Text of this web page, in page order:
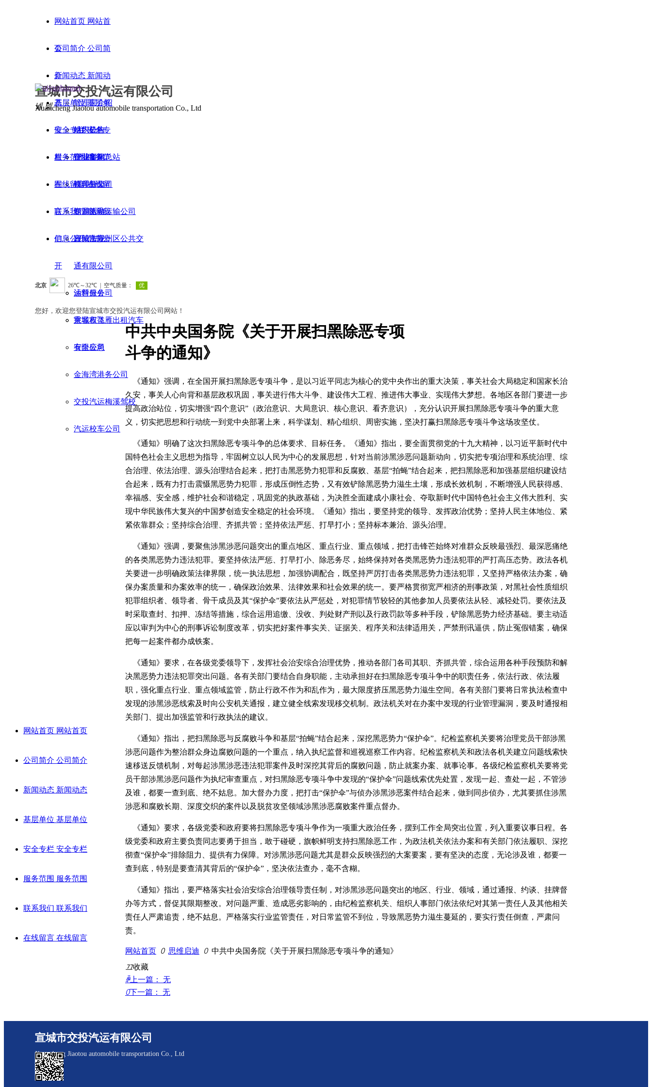
网站首页 网站首
页
公司简介 公司简
介
管理层介绍
组织机构
企业文化
新闻动态 新闻动
态
站内公告
行业新闻
视频新闻
专题活动
政策法规
基层单位 基层单
位
宣城客运总站
修理分公司
鳄湖旅游运输公司
宣城市宣州区公共交
通有限公司
油料分公司
宣城市飞雁出租汽车
有限公司
金海湾港务公司
交投汽运梅溪驾校
汽运校车公司
安全专栏 安全专
栏
服务范围 服务范
围
在线留言 在线留
言
联系我们 联系我
们
信息公开 信息公
开
运营服务
乘客权益
安全应急
宣城市交投汽运有限公司
Xuancheng Jiaotou automobile transportation Co., Ltd
넳 넲
您好，欢迎您登陆宣城市交投汽运有限公司网站！
中共中央国务院《关于开展扫黑除恶专项
斗争的通知》
《通知》强调，在全国开展扫黑除恶专项斗争，是以习近平同志为核心的党中央作出的重大决策，事关社会大局稳定和国家长治
久安，事关人心向背和基层政权巩固，事关进行伟大斗争、建设伟大工程、推进伟大事业、实现伟大梦想。各地区各部门要进一步
提高政治站位，切实增强“四个意识”（政治意识、大局意识、核心意识、看齐意识），充分认识开展扫黑除恶专项斗争的重大意
义，切实把思想和行动统一到党中央部署上来，科学谋划、精心组织、周密实施，坚决打赢扫黑除恶专项斗争这场攻坚仗。
《通知》明确了这次扫黑除恶专项斗争的总体要求、目标任务。《通知》指出，要全面贯彻党的十九大精神，以习近平新时代中
国特色社会主义思想为指导，牢固树立以人民为中心的发展思想，针对当前涉黑涉恶问题新动向，切实把专项治理和系统治理、综
合治理、依法治理、源头治理结合起来，把打击黑恶势力犯罪和反腐败、基层“拍蝇”结合起来，把扫黑除恶和加强基层组织建设结
合起来，既有力打击震慑黑恶势力犯罪，形成压倒性态势，又有效铲除黑恶势力滋生土壤，形成长效机制，不断增强人民获得感、
幸福感、安全感，维护社会和谐稳定，巩固党的执政基础，为决胜全面建成小康社会、夺取新时代中国特色社会主义伟大胜利、实
现中华民族伟大复兴的中国梦创造安全稳定的社会环境。《通知》指出，要坚持党的领导、发挥政治优势；坚持人民主体地位、紧
紧依靠群众；坚持综合治理、齐抓共管；坚持依法严惩、打早打小；坚持标本兼治、源头治理。
《通知》强调，要聚焦涉黑涉恶问题突出的重点地区、重点行业、重点领域，把打击锋芒始终对准群众反映最强烈、最深恶痛绝
的各类黑恶势力违法犯罪。要坚持依法严惩、打早打小、除恶务尽，始终保持对各类黑恶势力违法犯罪的严打高压态势。政法各机
关要进一步明确政策法律界限，统一执法思想，加强协调配合，既坚持严厉打击各类黑恶势力违法犯罪，又坚持严格依法办案，确
保办案质量和办案效率的统一，确保政治效果、法律效果和社会效果的统一。要严格贯彻宽严相济的刑事政策，对黑社会性质组织
犯罪组织者、领导者、骨干成员及其“保护伞”要依法从严惩处，对犯罪情节较轻的其他参加人员要依法从轻、减轻处罚。要依法及
时采取查封、扣押、冻结等措施，综合运用追缴、没收、判处财产刑以及行政罚款等多种手段，铲除黑恶势力经济基础。要主动适
应以审判为中心的刑事诉讼制度改革，切实把好案件事实关、证据关、程序关和法律适用关，严禁刑讯逼供，防止冤假错案，确保
把每一起案件都办成铁案。
《通知》要求，在各级党委领导下，发挥社会治安综合治理优势，推动各部门各司其职、齐抓共管，综合运用各种手段预防和解
决黑恶势力违法犯罪突出问题。各有关部门要结合自身职能，主动承担好在扫黑除恶专项斗争中的职责任务，依法行政、依法履
职，强化重点行业、重点领域监管，防止行政不作为和乱作为，最大限度挤压黑恶势力滋生空间。各有关部门要将日常执法检查中
发现的涉黑涉恶线索及时向公安机关通报，建立健全线索发现移交机制。政法机关对在办案中发现的行业管理漏洞，要及时通报相
关部门、提出加强监管和行政执法的建议。
《通知》指出，把扫黑除恶与反腐败斗争和基层“拍蝇”结合起来，深挖黑恶势力“保护伞”。纪检监察机关要将治理党员干部涉黑
涉恶问题作为整治群众身边腐败问题的一个重点，纳入执纪监督和巡视巡察工作内容。纪检监察机关和政法各机关建立问题线索快
速移送反馈机制，对每起涉黑涉恶违法犯罪案件及时深挖其背后的腐败问题，防止就案办案、就事论事。各级纪检监察机关要将党
员干部涉黑涉恶问题作为执纪审查重点，对扫黑除恶专项斗争中发现的“保护伞”问题线索优先处置，发现一起、查处一起，不管涉
及谁，都要一查到底、绝不姑息。加大督办力度，把打击“保护伞”与侦办涉黑涉恶案件结合起来，做到同步侦办，尤其要抓住涉黑
涉恶和腐败长期、深度交织的案件以及脱贫攻坚领域涉黑涉恶腐败案件重点督办。
《通知》要求，各级党委和政府要将扫黑除恶专项斗争作为一项重大政治任务，摆到工作全局突出位置，列入重要议事日程。各
级党委和政府主要负责同志要勇于担当，敢于碰硬，旗帜鲜明支持扫黑除恶工作，为政法机关依法办案和有关部门依法履职、深挖
彻查“保护伞”排除阻力、提供有力保障。对涉黑涉恶问题尤其是群众反映强烈的大案要案，要有坚决的态度，无论涉及谁，都要一
查到底，特别是要查清其背后的“保护伞”，坚决依法查办，毫不含糊。
《通知》指出，要严格落实社会治安综合治理领导责任制，对涉黑涉恶问题突出的地区、行业、领域，通过通报、约谈、挂牌督
办等方式，督促其限期整改。对问题严重、造成恶劣影响的，由纪检监察机关、组织人事部门依法依纪对其第一责任人及其他相关
责任人严肃追责，绝不姑息。严格落实行业监管责任，对日常监管不到位，导致黑恶势力滋生蔓延的，要实行责任倒查，严肃问
责。
网站首页 ꄲ 思维启迪 ꄲ 中共中央国务院《关于开展扫黑除恶专项斗争的通知》
끄收藏
ꄴ上一篇：
无
ꄲ下一篇： 无
网站首页 网站首页
公司简介 公司简介
新闻动态 新闻动态
基层单位 基层单位
安全专栏 安全专栏
服务范围 服务范围
联系我们 联系我们
在线留言 在线留言
宣城市交投汽运有限公司
Xuancheng Jiaotou automobile transportation Co., Ltd